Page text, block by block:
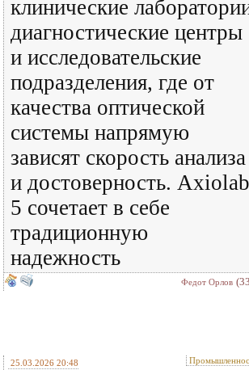
клинические
диагностические центры
и исследовательские
подразделения, где от
качества оптической
системы напрямую
зависят скорость анализа
и достоверность. Axiolab
5 сочетает в себе
традиционную
надежность
Федот Орлов
25.03.2026 20:48